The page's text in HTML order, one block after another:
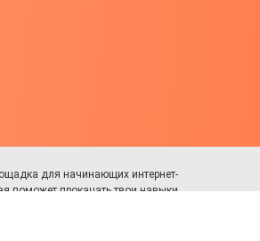
для начинающих интернет-
поможет прокачать твои навыки.